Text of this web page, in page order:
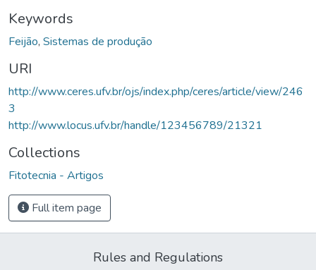
Keywords
Feijão, Sistemas de produção
URI
http://www.ceres.ufv.br/ojs/index.php/ceres/article/view/246
3
http://www.locus.ufv.br/handle/123456789/21321
Collections
Fitotecnia - Artigos
Full item page
Rules and Regulations